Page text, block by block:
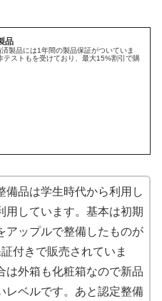
品
製品には1年間の製品保証がついていま
テストもを受けており、最大15%割引で購
備品は学生時代から利用し
用しています。基本は初期
アップルで整備したものが
付きで販売されていま
は外箱も化粧箱なので新品
レベルです。あと認定整備